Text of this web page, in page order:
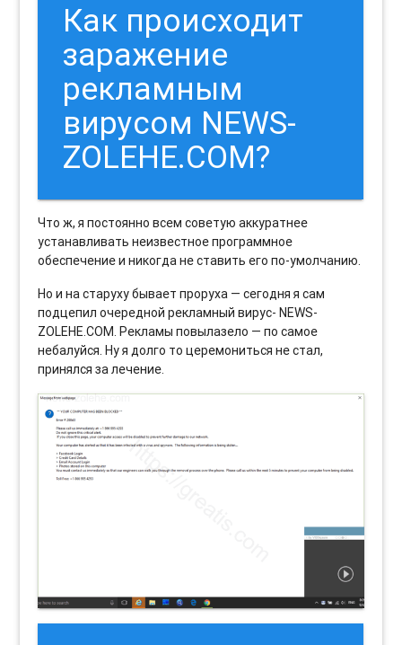
Как происходит
заражение
рекламным
вирусом NEWS-
ZOLEHE.COM?
Что ж, я постоянно всем советую аккуратнее
устанавливать неизвестное программное
обеспечение и никогда не ставить его по-умолчанию.
Но и на старуху бывает проруха — сегодня я сам
подцепил очередной рекламный вирус- NEWS-
ZOLEHE.COM. Рекламы повылазело — по самое
небалуйся. Ну я долго то церемониться не стал,
принялся за лечение.